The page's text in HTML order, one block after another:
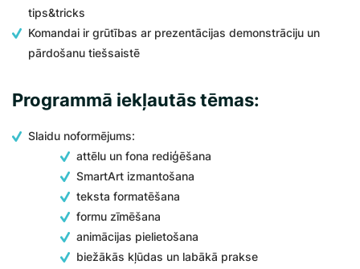
tips&tricks
Komandai ir grūtības ar prezentācijas demonstrāciju un
pārdošanu tiešsaistē
Programmā iekļautās tēmas:
Slaidu noformējums:
attēlu un fona rediģēšana
SmartArt izmantošana
teksta formatēšana
formu zīmēšana
animācijas pielietošana
biežākās kļūdas un labākā prakse